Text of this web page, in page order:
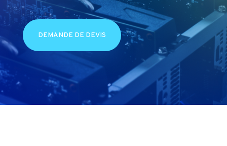
DEMANDE DE DEVIS